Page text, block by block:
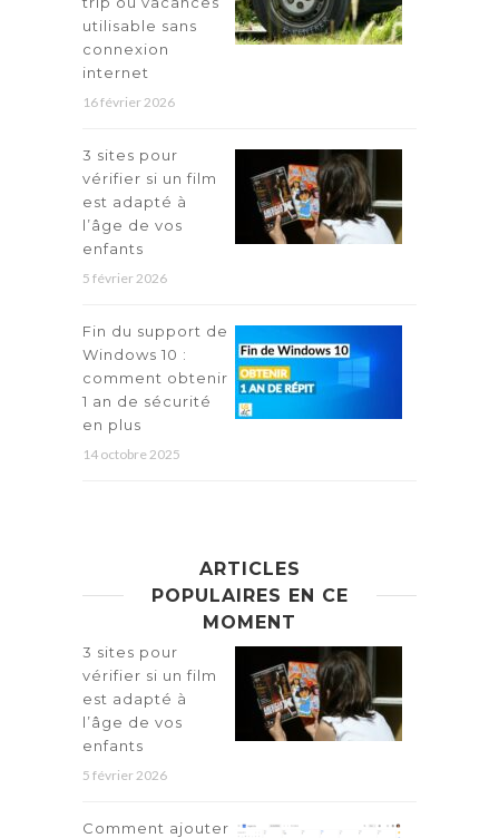
utilisable sans
connexion
internet
16 février 2026
3 sites pour
vérifier si un film
est adapté à
l’âge de vos
enfants
5 février 2026
Fin du support de
Windows 10 :
comment obtenir
1 an de sécurité
en plus
14 octobre 2025
ARTICLES
POPULAIRES EN CE
MOMENT
3 sites pour
vérifier si un film
est adapté à
l’âge de vos
enfants
5 février 2026
Comment ajouter